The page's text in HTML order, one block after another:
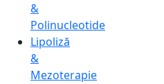
&
Polinucleotide
Lipoliză
&
Mezoterapie